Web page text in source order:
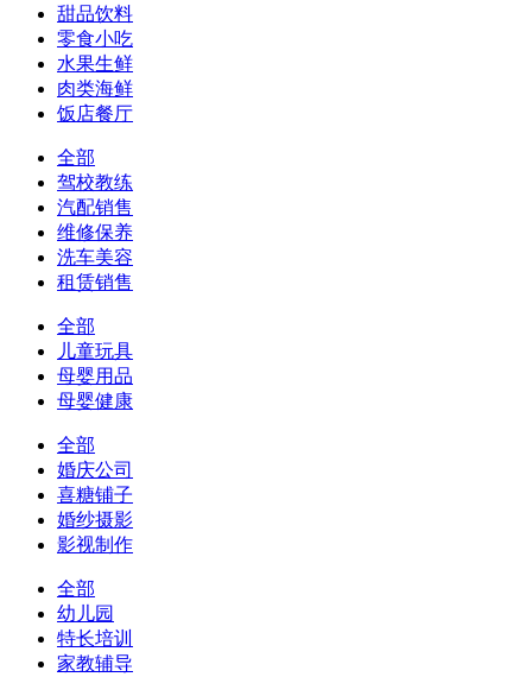
甜品饮料
零食小吃
水果生鲜
肉类海鲜
饭店餐厅
全部
驾校教练
汽配销售
维修保养
洗车美容
租赁销售
全部
儿童玩具
母婴用品
母婴健康
全部
婚庆公司
喜糖铺子
婚纱摄影
影视制作
全部
幼儿园
特长培训
家教辅导